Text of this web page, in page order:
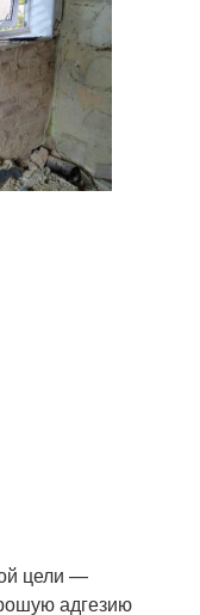
цели —
адгезию